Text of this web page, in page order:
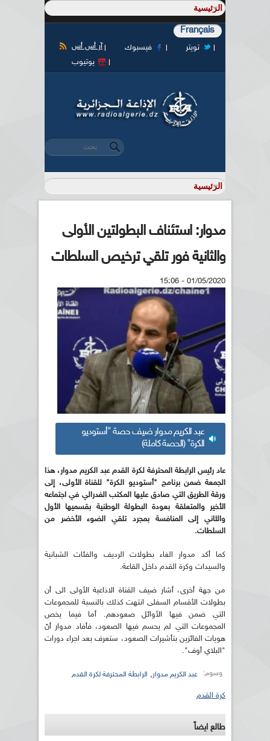
Français
آر أس أس فيسبوك
تويتر
يوتيوب
استمارة البحث
‏بحث ‏
مدوار: استئناف البطولتين الأولى
والثانية فور تلقي ترخيص السلطات
01/05/2020 - 15:06
عبد الكريم مدوار ضيف حصة "أستوديو
الكرة" (الحصة كاملة)
عادرئيس الرابطة المحترفة لكرة القدم عبد الكريم مدوار، هذا
الجمعة ضمن برنامج "أستوديو الكرة" للقناة الأولى، إلى
ورقة الطريق التي صادق عليها المكتب الفدرالي في اجتماعه
الأخير والمتعلقة بعودة البطولة الوطنية بقسميها الأول
والثاني إلى المنافسة بمجرد تلقي الضوء الأخضر من
السلطات.
كما أكد مدوار الغاء بطولات الرديف والفئات الشبانية
والسيدات وكرة القدم داخل القاعة.
من جهة أخرى، أشار ضيف القناة الاذاعية الأولى الى أن
بطولات الأقسام السفلى انتهت كذلك بالنسبة للمجموعات
التي ضمن فيها الأوائل صعودهم. أما فيما يخص
المجموعات التي لم يحسم فيها الصعود، فأفاد مدوار أنّ
هويات الفائزين بتأشيرات الصعود، ستعرف بعد اجراء دورات
"البلاي أوف".
وسوم: عبد الكريم مدوار, الرابطة المحترفة لكرة القدم
كرة القدم
طالع ايضاً